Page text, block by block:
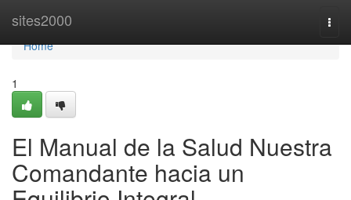
sites2000
Home
Home
1
El Manual de la Salud Nuestra
Comandante hacia un